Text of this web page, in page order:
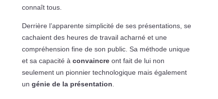
connaît tous.
Derrière l’apparente simplicité de ses présentations, se
cachaient des heures de travail acharné et une
compréhension fine de son public. Sa méthode unique
et sa capacité à convaincreont fait de lui non
seulement un pionnier technologique mais également
un génie de la présentation